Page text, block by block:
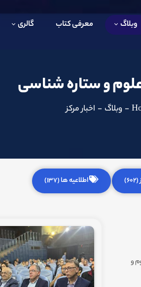
وبلاگ معرفی کتاب گالری
علوم و ستاره شناسی
- وبلاگ - اخبار مرکز
اطلاعیه ها (137)
و